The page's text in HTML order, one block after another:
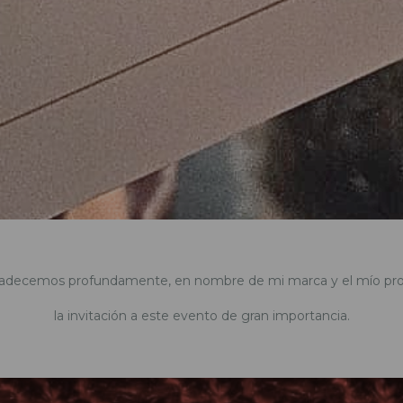
profundamente, en nombre de mi marca y el mío
la invitación a este evento de gran importancia.